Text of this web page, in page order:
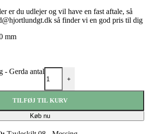
er du udlejer og vil have en fast aftale, så
så finder vi en god pris til dig
mm
- Gerda antal
+
TILFØJ TIL KURV
Køb nu